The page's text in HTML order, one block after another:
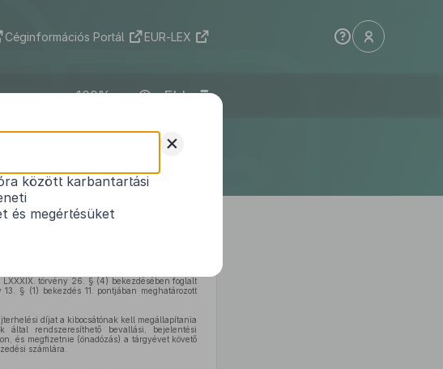
Céginformációs Portál EUR-LEX
ELI
testületének
eljárási szabályokról
törvény 26. § (4) bekezdésében foglalt
§ (1) bekezdés 11. pontjában meghatározott
díjat a kibocsátónak kell megállapítania
által rendszeresíthető bevallási, bejelentési
és megfizetnie (önadózás) a tárgyévet követő
számlára.
+
között karbantartási
és megértésüket